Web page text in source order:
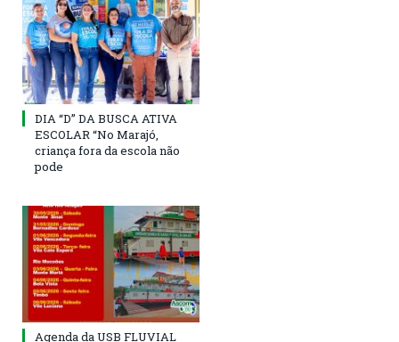
DIA “D” DA BUSCA ATIVA
ESCOLAR “No Marajó,
criança fora da escola não
pode
Agenda da USB FLUVIAL